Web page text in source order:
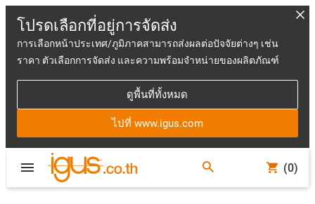
โปรดเลือกที่อยู่การจัดส่ง
การเลือกหน้าประเทศ/ภูมิภาคสามารถส่งผลต่อปัจจัยต่างๆ เช่น
ราคา ตัวเลือกการจัดส่ง และความพร้อมจำหน่ายของผลิตภัณฑ์
ดูพื้นที่ทั้งหมด
ไปที่ www.igus.com
(0)